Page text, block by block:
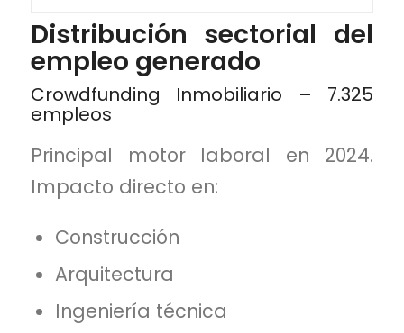
Distribución sectorial del
empleo generado
Crowdfunding Inmobiliario – 7.325
empleos
Principal motor laboral en 2024.
Impacto directo en:
Construcción
Arquitectura
Ingeniería técnica